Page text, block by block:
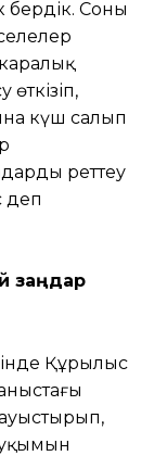
Соның
күш салып
реттеу
деп
заңдар
Құрылыс